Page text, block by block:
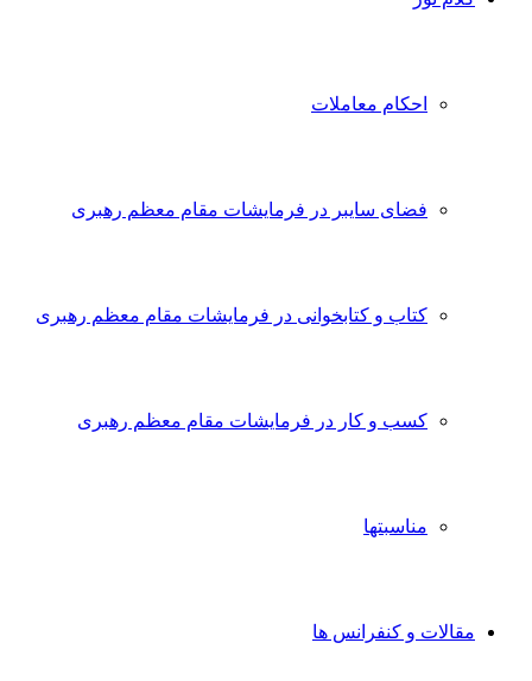
احکام معاملات
فضای سایبر در فرمایشات مقام معظم رهبری
کتاب و کتابخوانی در فرمایشات مقام معظم رهبری
کسب و کار در فرمایشات مقام معظم رهبری
مناسبتها
و کنفرانس ها